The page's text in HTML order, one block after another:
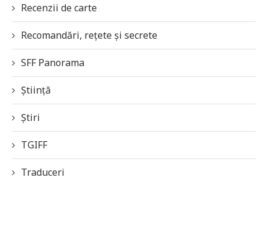
Recenzii de carte
Recomandări, rețete și secrete
SFF Panorama
Știință
Știri
TGIFF
Traduceri